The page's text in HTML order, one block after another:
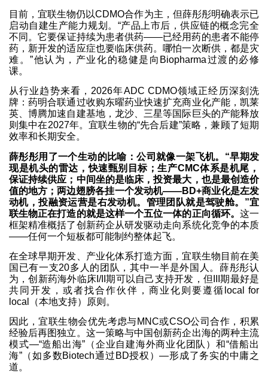
目前，宜联生物仍以CDMO合作为主，但薛彤彤明确表示已
启动自建生产能力规划。“产品上市后，供应链的概念完全
不同。它要保证持续为患者供药——已经用药的患者不能停
药，新开发的适应症也要临床供药。哪怕一次断供，都是灾
难。”他认为，产业化的稳健是向Biopharma过渡的必修
课。
从行业趋势来看，2026年ADC CDMO领域正经历深刻洗
牌：药明合联通过收购东曜药业快速扩充商业化产能，凯莱
英、博腾加速自建基地，龙沙、三星等国际巨头的产能释放
则集中在2027年。宜联生物的“先合后建”策略，兼顾了短期
效率和长期安全。
薛彤彤用了一个生动的比喻：公司就像一架飞机。“早期发
现是机头的雷达，快速甄别目标；生产CMC体系是机尾，
保证持续供应；中间坐的是临床，投资最大，也是最创造价
值的地方；两边翅膀各挂一个发动机——BD+商业化是左发
动机，投融资运营是右发动机。管理团队就是驾驶舱。”宜
联生物正在打造的就是这样一个五位一体的正向循环。 这一
框架精准概括了创新药企从研发驱动走向系统化竞争的本质
——任何一个短板都可能制约整体起飞。
在全球早期开发、产业化体系打造方面，宜联生物目前在美
国已有一支20多人的团队，其中一半是外国人。薛彤彤认
为，创新药海外临床I/II期可以自己支持开发，但III期最好是
共同开发，或者找合作伙伴，商业化则要遵循local for
local（本地支持）原则。
因此，宜联生物会优先考虑与MNC或CSO公司合作，积累
经验后再图独立。这一策略与中国创新药企出海的两种主流
模式—“造船出海”（企业自建海外商业化团队）和“借船出
海”（如多数Biotech通过BD授权）—形成了务实的中庸之
道。